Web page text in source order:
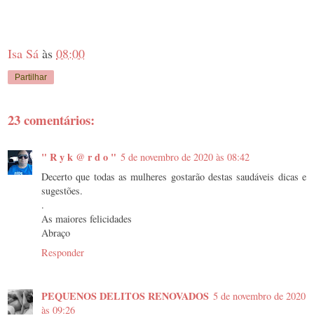
Isa Sá às 08:00
Partilhar
23 comentários:
" R y k @ r d o " 5 de novembro de 2020 às 08:42
Decerto que todas as mulheres gostarão destas saudáveis dicas e
sugestões.
.
As maiores felicidades
Abraço
Responder
PEQUENOS DELITOS RENOVADOS 5 de novembro de 2020
às 09:26